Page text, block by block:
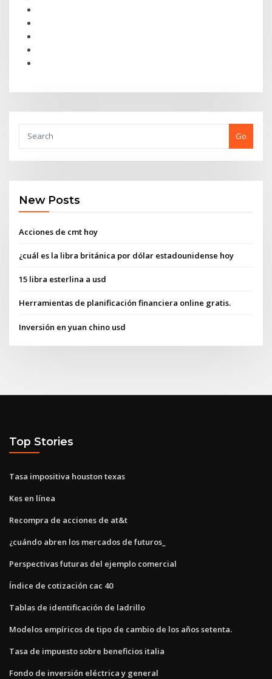
Go
New Posts
Acciones de cmt hoy
¿cuál es la libra británica por dólar estadounidense hoy
15 libra esterlina a usd
Herramientas de planificación financiera online gratis.
Inversión en yuan chino usd
Top Stories
Tasa impositiva houston texas
Kes en línea
Recompra de acciones de at&t
¿cuándo abren los mercados de futuros_
Perspectivas futuras del ejemplo comercial
Índice de cotización cac 40
Tablas de identificación de ladrillo
Modelos empíricos de tipo de cambio de los años setenta.
Tasa de impuesto sobre beneficios italia
Fondo de inversión eléctrica y general